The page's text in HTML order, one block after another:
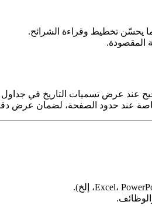
يحسّن تخطيط وقراءة الشرائح.
المقصودة.
عرض تسميات التاريخ في جداول
عند حدود الصفحة، لضمان عرض